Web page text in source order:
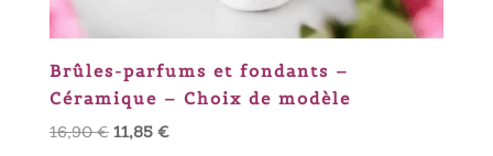
Brûles-parfums et fondants –
Céramique – Choix de modèle
16,90€ Le
11,85 €Le